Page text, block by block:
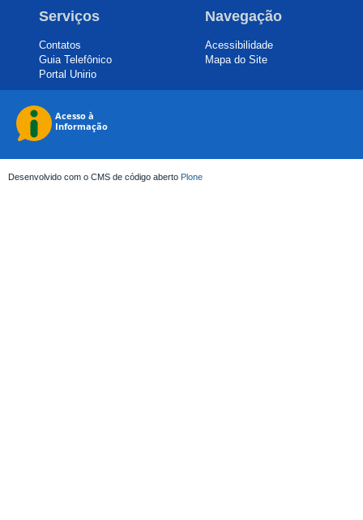
Serviços
Contatos
Guia Telefônico
Portal Unirio
Navegação
Acessibilidade
Mapa do Site
Desenvolvido com o CMS de código aberto Plone